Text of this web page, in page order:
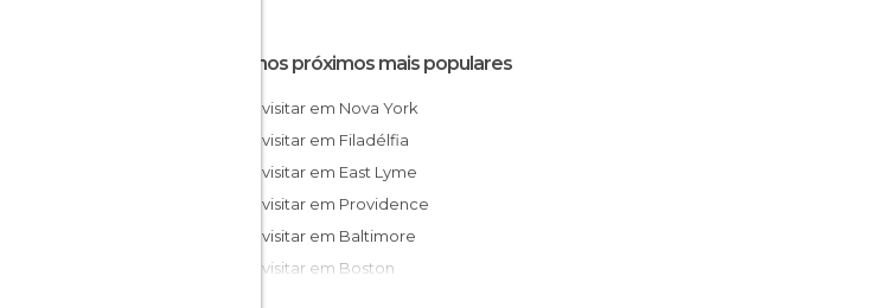
Destinos próximos mais populares
O que visitar em Nova York
O que visitar em Filadélfia
O que visitar em East Lyme
O que visitar em Providence
O que visitar em Baltimore
O que visitar em Boston